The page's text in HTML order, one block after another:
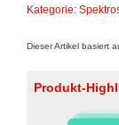
Kategorie:
Dieser Artikel basiert
Produkt-